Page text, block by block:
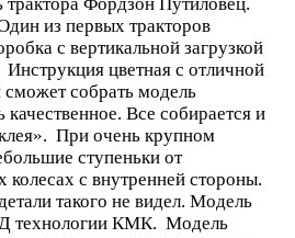
из первых тракторов
с вертикальной загрузкой
Инструкция цветная с отличной
собрать модель
Все собирается и
При очень крупном
ступеньки от
с внутренней стороны.
такого не видел. Модель
технологии КМК. Модель